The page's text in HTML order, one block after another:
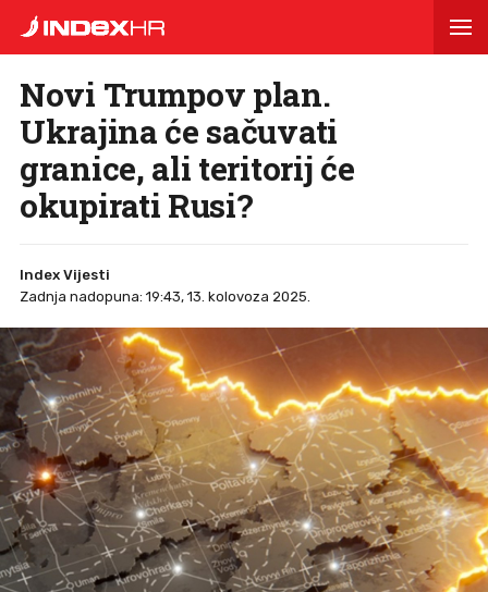
Novi Trumpov plan.
Ukrajina će sačuvati
granice, ali teritorij će
okupirati Rusi?
Index Vijesti
Zadnja nadopuna: 19:43, 13. kolovoza 2025.